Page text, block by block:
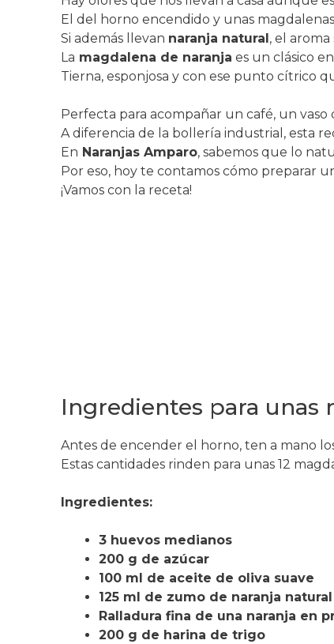
El del horno encendido y unas
Si además llevan naranja natural, el
La magdalena de naranja es un clásico
Tierna, esponjosa y con ese punto cítrico
Perfecta para acompañar un café, un
A diferencia de la bollería industrial, esta
En Naranjas Amparo, sabemos que lo
Por eso, hoy te contamos cómo preparar
¡Vamos con la receta!
Ingredientes para unas
Antes de encender el horno, ten a mano
Estas cantidades rinden para unas 12
Ingredientes:
3 huevos medianos
200 g de azúcar
100 ml de aceite de oliva suave
125 ml de zumo de naranja
Ralladura fina de una naranja en
200 g de harina de trigo